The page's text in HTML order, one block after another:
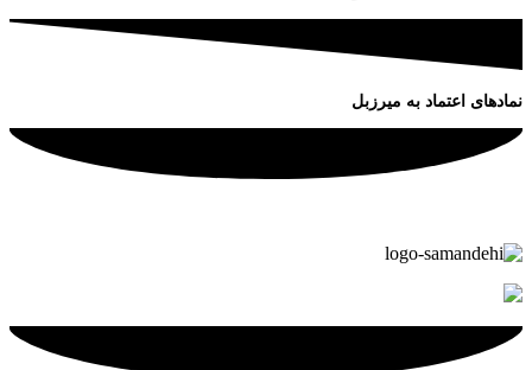
نمادهای اعتماد به میرزبل